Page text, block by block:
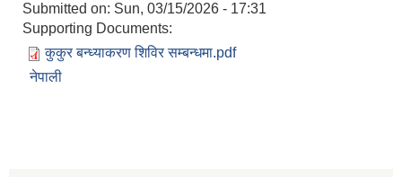
Submitted on: Sun, 03/15/2026 - 17:31
Supporting Documents:
कुकुर बन्ध्याकरण शिविर सम्बन्धमा.pdf
नेपाली